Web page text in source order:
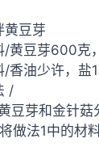
黄豆芽
/黄豆芽600克
/香油少许，盐1
/
豆芽和金针菇
做法1中的材